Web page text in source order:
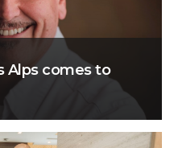
Alps comes to